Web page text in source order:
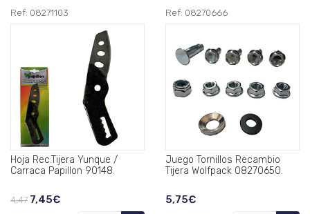
Ref: 08271103
Hoja Rec.Tijera Yunque /
Carraca Papillon 90148.
4,47 7,45€
Ref: 08270666
Juego Tornillos Recambio
Tijera Wolfpack 08270650.
5,75€